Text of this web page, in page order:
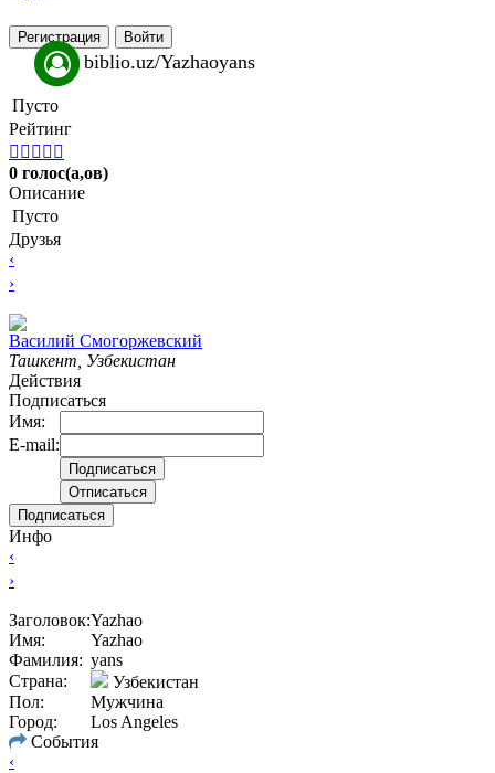
Регистрация Войти
biblio.uz/Yazhaoyans
Пусто
Рейтинг
    
0 голос(а,ов)
Описание
Пусто
Друзья
‹
›
Вacилий Смогоржевский
Ташкент, Узбекистан
Действия
Подписаться
Имя:
E-mail:
Подписаться
Инфо
‹
›
Заголовок:Yazhao
Имя:
Yazhao
Фамилия: yans
Страна:
Узбекистан
Пол:
Мужчина
Город:
Los Angeles
События
‹